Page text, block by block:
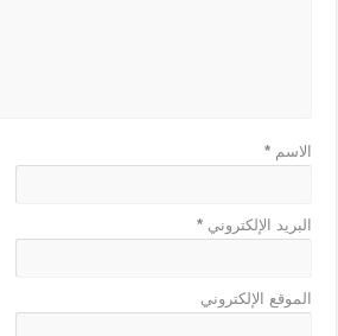
الاسم*
البريد الإلكتروني*
الموقع الإلكتروني